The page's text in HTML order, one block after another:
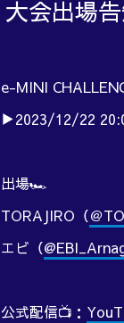
大会出場
e-MINI
▶︎2023/12/22
出場🏎️
TORAJIRO（＠
エビ（
公式配信📺：